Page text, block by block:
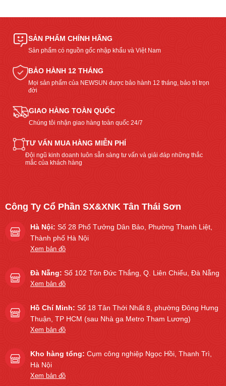
SẢN PHẨM CHÍNH HÃNG
Sản phẩm có nguồn gốc nhập khẩu và Việt Nam
BẢO HÀNH 12 THÁNG
Mọi sản phẩm của NEWSUN được bảo hành 12 tháng, bảo trì trọn
đời
GIAO HÀNG TOÀN QUỐC
Chúng tôi nhận giao hàng toàn quốc 24/7
TƯ VẤN MUA HÀNG MIỄN PHÍ
Đội ngũ kinh doanh luôn sẵn sàng tư vấn và giải đáp những thắc
mắc của khách hàng
Công Ty Cổ Phần SX&XNK Tân Thái Sơn
Hà Nội: Số 28 Phố Tưởng Dân Bảo, Phường Thanh Liệt,
Thành phố Hà Nội
Xem bản đồ
Đà Nẵng: Số 102 Tôn Đức Thắng, Q. Liên Chiểu, Đà Nẵng
Xem bản đồ
Hồ Chí Minh: Số 18 Tân Thới Nhất 8, phường Đông Hưng
Thuận, TP HCM (sau Nhà ga Metro Tham Lương)
Xem bản đồ
Kho hàng tổng: Cụm công nghiệp Ngọc Hồi, Thanh Trì,
Hà Nội
Xem bản đồ